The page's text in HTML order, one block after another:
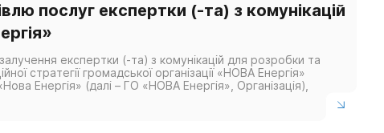
послуг експертки (-та) з комунікацій
експертки (-та) з комунікацій для розробки та
стратегії громадської організації «НОВА Енергія»
Енергія» (далі – ГО «НОВА Енергія», Організація),